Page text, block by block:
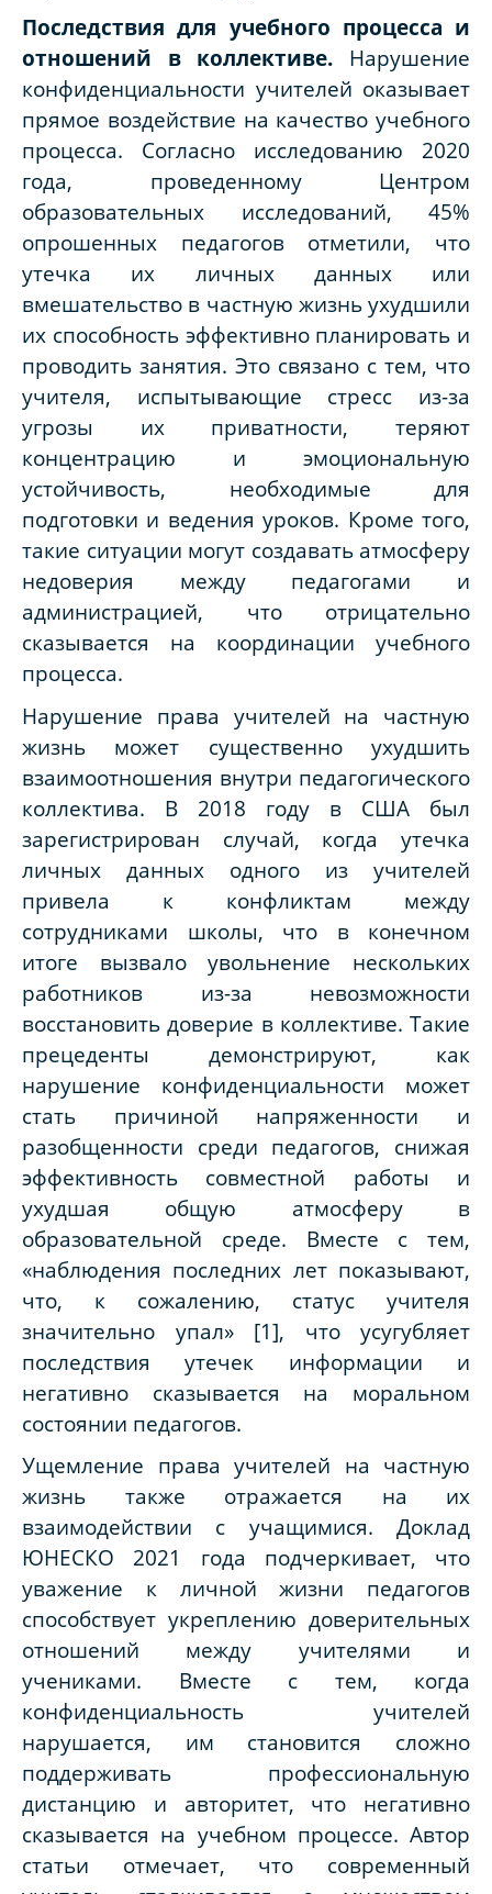
Последствия для учебного процесса и
отношений в коллективе. Нарушение
конфиденциальности учителей оказывает
прямое воздействие на качество учебного
процесса. Согласно исследованию 2020
года, проведенному Центром
образовательных исследований, 45%
опрошенных педагогов отметили, что
утечка их личных данных или
вмешательство в частную жизнь ухудшили
их способность эффективно планировать и
проводить занятия. Это связано с тем, что
учителя, испытывающие стресс из-за
угрозы их приватности, теряют
концентрацию и эмоциональную
устойчивость, необходимые для
подготовки и ведения уроков. Кроме того,
такие ситуации могут создавать атмосферу
недоверия между педагогами и
администрацией, что отрицательно
сказывается на координации учебного
процесса.
Нарушение права учителей на частную
жизнь может существенно ухудшить
взаимоотношения внутри педагогического
коллектива. В 2018 году в США был
зарегистрирован случай, когда утечка
личных данных одного из учителей
привела к конфликтам между
сотрудниками школы, что в конечном
итоге вызвало увольнение нескольких
работников из-за невозможности
восстановить доверие в коллективе. Такие
прецеденты демонстрируют, как
нарушение конфиденциальности может
стать причиной напряженности и
разобщенности среди педагогов, снижая
эффективность совместной работы и
ухудшая общую атмосферу в
образовательной среде. Вместе с тем,
«наблюдения последних лет показывают,
что, к сожалению, статус учителя
значительно упал» [1], что усугубляет
последствия утечек информации и
негативно сказывается на моральном
состоянии педагогов.
Ущемление права учителей на частную
жизнь также отражается на их
взаимодействии с учащимися. Доклад
ЮНЕСКО 2021 года подчеркивает, что
уважение к личной жизни педагогов
способствует укреплению доверительных
отношений между учителями и
учениками. Вместе с тем, когда
конфиденциальность учителей
нарушается, им становится сложно
поддерживать профессиональную
дистанцию и авторитет, что негативно
сказывается на учебном процессе. Автор
статьи отмечает, что современный